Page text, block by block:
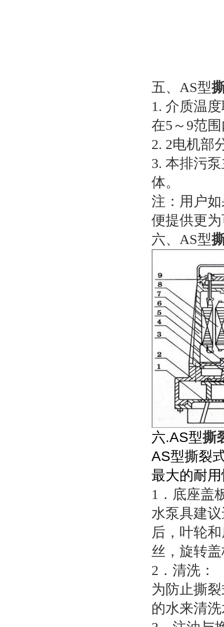
五、AS型
1. 介质温
在5～9范
2. 2电机部
3. 本排污
体。
注：用户
便提供更
六、AS型
六.AS型撕
AS型撕裂
最大的耐
1．底座盖
水泵具建
后，叶轮
丝，旋转
2．清洗：
为防止撕
的水来清